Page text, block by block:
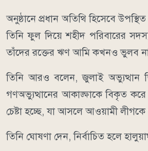
অনুষ্ঠানে প্রধান অতিথি হিসেবে
তিনি ফুল দিয়ে শহীদ পরিবারের
তাঁদের রক্তের ঋণ আমি কখনও ভুলব
তিনি আরও বলেন, জুলাই অভ্যুত্থান
গণঅভ্যুত্থানের আকাঙ্ক্ষাকে বিকৃত
চেষ্টা হচ্ছে, যা আসলে আওয়ামী লীগকে
তিনি ঘোষণা দেন, নির্বাচিত হলে